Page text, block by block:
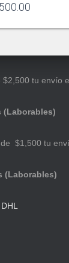
500.00
$2,500 tu envío
(Laborables)
$1,500 tu
(Laborables)
DHL